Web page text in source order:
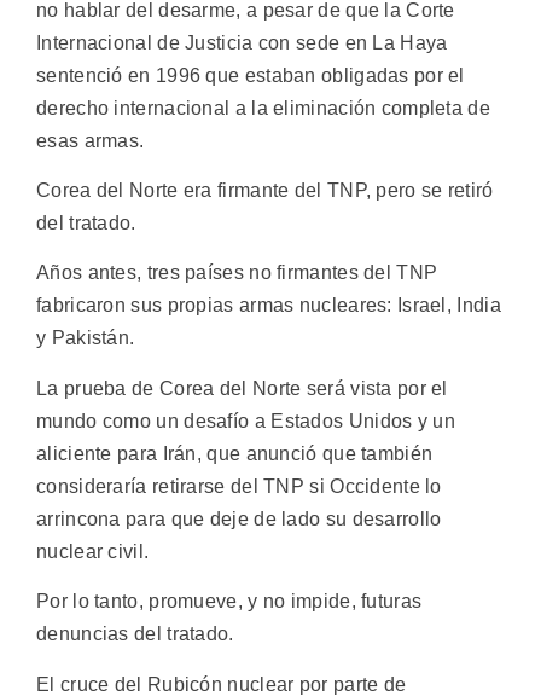
no hablar del desarme, a pesar de que la Corte
Internacional de Justicia con sede en La Haya
sentenció en 1996 que estaban obligadas por el
derecho internacional a la eliminación completa de
esas armas.
Corea del Norte era firmante del TNP, pero se retiró
del tratado.
Años antes, tres países no firmantes del TNP
fabricaron sus propias armas nucleares: Israel, India
y Pakistán.
La prueba de Corea del Norte será vista por el
mundo como un desafío a Estados Unidos y un
aliciente para Irán, que anunció que también
consideraría retirarse del TNP si Occidente lo
arrincona para que deje de lado su desarrollo
nuclear civil.
Por lo tanto, promueve, y no impide, futuras
denuncias del tratado.
El cruce del Rubicón nuclear por parte de